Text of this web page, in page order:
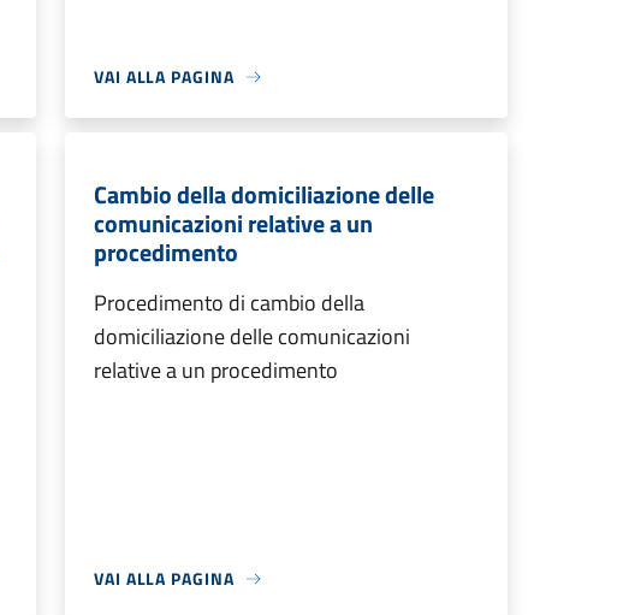
VAI ALLA PAGINA
Cambio della domiciliazione delle
comunicazioni relative a un
procedimento
Procedimento di cambio della
domiciliazione delle comunicazioni
relative a un procedimento
VAI ALLA PAGINA